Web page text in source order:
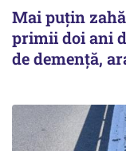
Mai puțin
primii doi ani
de demență,